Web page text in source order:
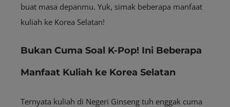
buat masa depanmu. Yuk, simak beberapa manfaat
kuliah ke Korea Selatan!
Bukan Cuma Soal K-Pop! Ini Beberapa
Manfaat Kuliah ke Korea Selatan
Ternyata kuliah di Negeri Ginseng tuh enggak cuma